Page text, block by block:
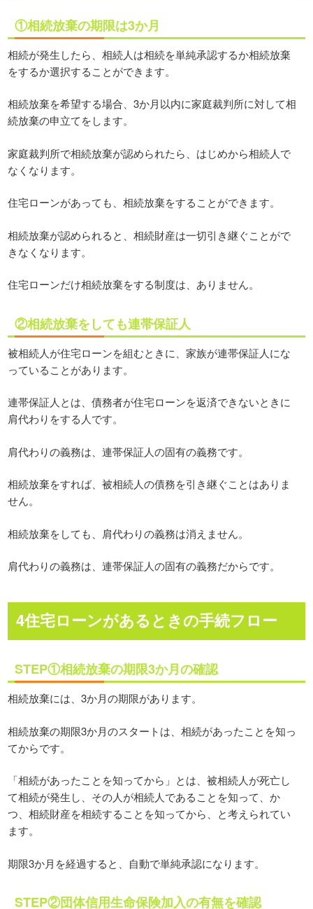
①相続放棄の期限は3か月
相続が発生したら、相続人は相続を単純承認するか相続放棄
をするか選択することができます。
相続放棄を希望する場合、3か月以内に家庭裁判所に対して相
続放棄の申立てをします。
家庭裁判所で相続放棄が認められたら、はじめから相続人で
なくなります。
住宅ローンがあっても、相続放棄をすることができます。
相続放棄が認められると、相続財産は一切引き継ぐことがで
きなくなります。
住宅ローンだけ相続放棄をする制度は、ありません。
②相続放棄をしても連帯保証人
被相続人が住宅ローンを組むときに、家族が連帯保証人にな
っていることがあります。
連帯保証人とは、債務者が住宅ローンを返済できないときに
肩代わりをする人です。
肩代わりの義務は、連帯保証人の固有の義務です。
相続放棄をすれば、被相続人の債務を引き継ぐことはありま
せん。
相続放棄をしても、肩代わりの義務は消えません。
肩代わりの義務は、連帯保証人の固有の義務だからです。
4住宅ローンがあるときの手続フロー
STEP①相続放棄の期限3か月の確認
相続放棄には、3か月の期限があります。
相続放棄の期限3か月のスタートは、相続があったことを知っ
てからです。
「相続があったことを知ってから」とは、被相続人が死亡し
て相続が発生し、その人が相続人であることを知って、か
つ、相続財産を相続することを知ってから、と考えられてい
ます。
期限3か月を経過すると、自動で単純承認になります。
STEP②団体信用生命保険加入の有無を確認